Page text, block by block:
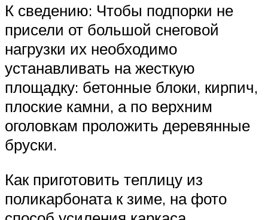
К сведению: Чтобы подпорки не
присели от большой снеговой
нагрузки их необходимо
устанавливать на жесткую
площадку: бетонные блоки, кирпич,
плоские камни, а по верхним
оголовкам проложить деревянные
бруски.
Как приготовить теплицу из
поликарбоната к зиме, на фото